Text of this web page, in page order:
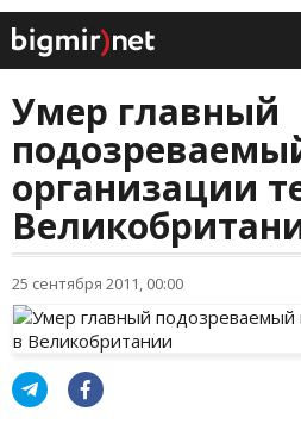
Умер главный
организации
25 сентября 2011, 00:00